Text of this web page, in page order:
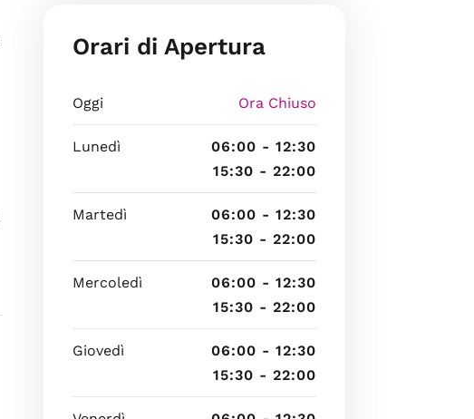
Orari di Apertura
Oggi Ora Chiuso
Lunedì
06:00 - 12:30
15:30 - 22:00
Martedì
06:00 - 12:30
15:30 - 22:00
Mercoledì
06:00 - 12:30
15:30 - 22:00
Giovedì
06:00 - 12:30
15:30 - 22:00